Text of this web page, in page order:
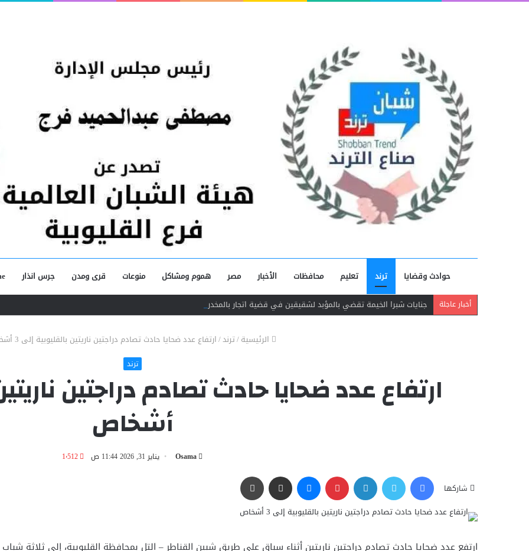
حوادث وقضايا ترند تعليم محافظات الأخبار مصر هموم ومشاكل منوعات قرى ومدن جرس انذار
أخبار عاجلة جنايات شبرا الخيمة تقضي بالمؤبد لشقيقين في قضية اتجار بالمخدرات وحيازة سلاح
الرئيسية/ترند/ارتفاع عدد ضحايا حادث تصادم دراجتين ناريتين بالقليوبية إلى 3 أشخاص
ترند
أشخاص
Osama يناير 31, 2026 11:44 ص 1٬512
شاركها
ارتفع عدد ضحايا حادث تصادم دراجتين ناريتين أثناء سباق على طريق شبين القناطر – التل بمحافظة القليوبية، إلى ثلاثة